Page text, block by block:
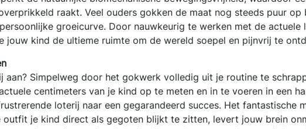
raakt. Veel ouders gokken de maat nog steeds puur op
groeicurve. Door nauwkeurig te werken met de actuele
kind de ultieme ruimte om de wereld soepel en pijnvrij te
Simpelweg door het gokwerk volledig uit je routine te
centimeters van je kind op te meten en in te voeren in een
loterij naar een gegarandeerd succes. Het fantastische
je kind direct als gegoten blijkt te zitten, levert jouw brein